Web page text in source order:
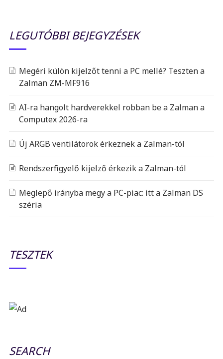
LEGUTÓBBI BEJEGYZÉSEK
Megéri külön kijelzőt tenni a PC mellé? Teszten a
Zalman ZM-MF916
AI-ra hangolt hardverekkel robban be a Zalman a
Computex 2026-ra
Új ARGB ventilátorok érkeznek a Zalman-tól
Rendszerfigyelő kijelző érkezik a Zalman-tól
Meglepő irányba megy a PC-piac: itt a Zalman DS
széria
TESZTEK
SEARCH